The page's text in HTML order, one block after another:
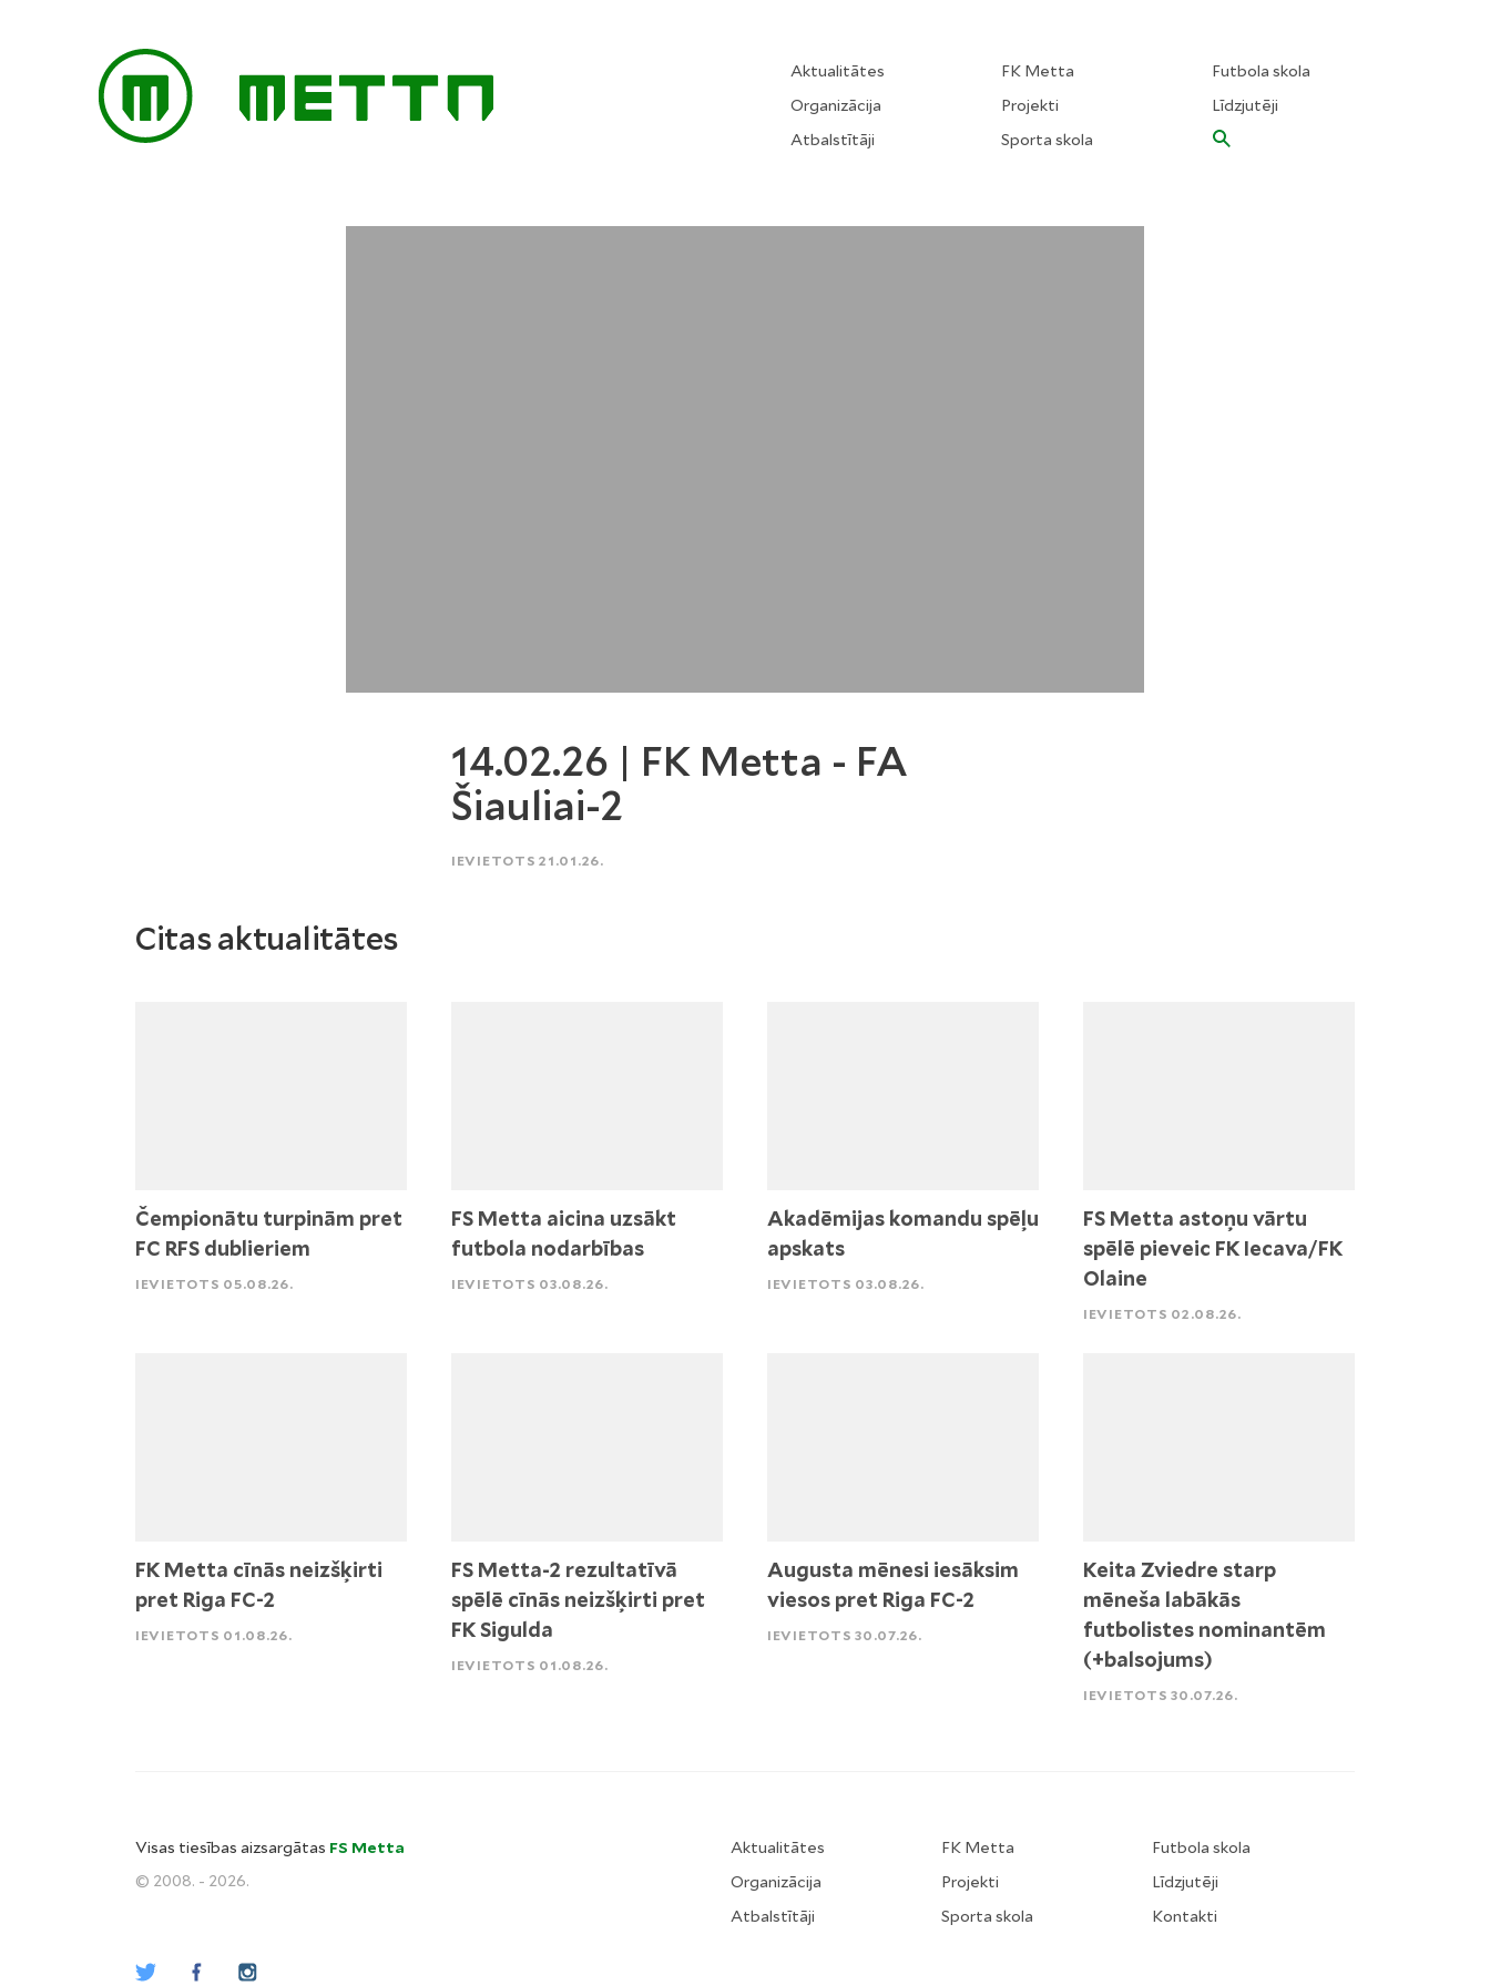
Aktualitātes
Organizācija
Atbalstītāji
FK Metta
Projekti
Sporta skola
Futbola skola
Līdzjutēji
14.02.26 | FK Metta - FA
Šiauliai-2
IEVIETOTS 21.01.26.
Citas aktualitātes
Čempionātu turpinām pret
FC RFS dublieriem
IEVIETOTS 05.08.26.
FS Metta aicina uzsākt
futbola nodarbības
IEVIETOTS 03.08.26.
Akadēmijas komandu spēļu
apskats
IEVIETOTS 03.08.26.
FS Metta astoņu vārtu
spēlē pieveic FK Iecava/FK
Olaine
IEVIETOTS 02.08.26.
FK Metta cīnās neizšķirti
pret Riga FC-2
IEVIETOTS 01.08.26.
FS Metta-2 rezultatīvā
spēlē cīnās neizšķirti pret
FK Sigulda
IEVIETOTS 01.08.26.
Augusta mēnesi iesāksim
viesos pret Riga FC-2
IEVIETOTS 30.07.26.
Keita Zviedre starp
mēneša labākās
futbolistes nominantēm
(+balsojums)
IEVIETOTS 30.07.26.
Visas tiesības aizsargātas FS Metta
© 2008. - 2026.
Aktualitātes
Organizācija
Atbalstītāji
FK Metta
Projekti
Sporta skola
Futbola skola
Līdzjutēji
Kontakti